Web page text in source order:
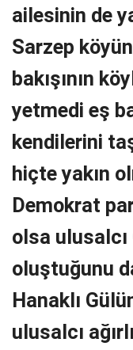
ailesinin de
Sarzep
bakışının
yetmedi eş
kendilerini
hiçte yakın
Demokrat
olsa ulusalcı
oluştuğunu
Hanaklı
ulusalcı